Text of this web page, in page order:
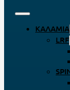
ΚΑΛΆΜΙΑ
LRF